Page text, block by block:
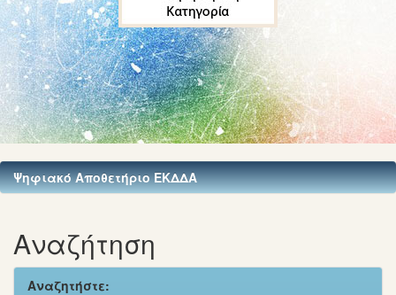
Ψηφιακό Αποθετήριο ΕΚΔΔΑ
Αναζήτηση
Αναζητήστε: